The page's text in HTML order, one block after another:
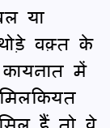
या
वक़्त के
में